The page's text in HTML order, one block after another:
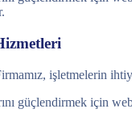
işletmelerin
güçlendirmek için